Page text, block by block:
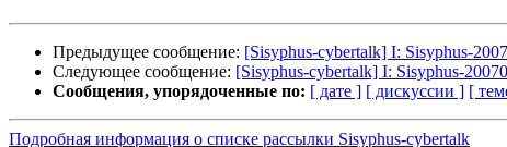
Предыдущее сообщение: [Sisyphus-cybertalk] I: Sisyphus-
Следующее сообщение: [Sisyphus-cybertalk] I: Sisyphus-
Сообщения, упорядоченные по: [ дате ] [ дискуссии ] [
Подробная информация о списке рассылки Sisyphus-cybertalk